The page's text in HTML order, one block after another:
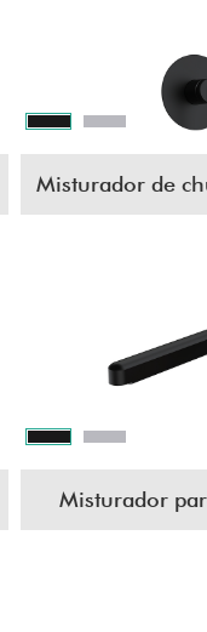
Misturador de
Misturador